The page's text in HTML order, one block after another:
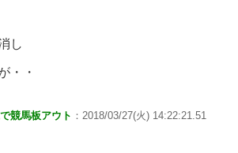
し
・・
競馬板アウト ：2018/03/27(火) 14:22:21.51